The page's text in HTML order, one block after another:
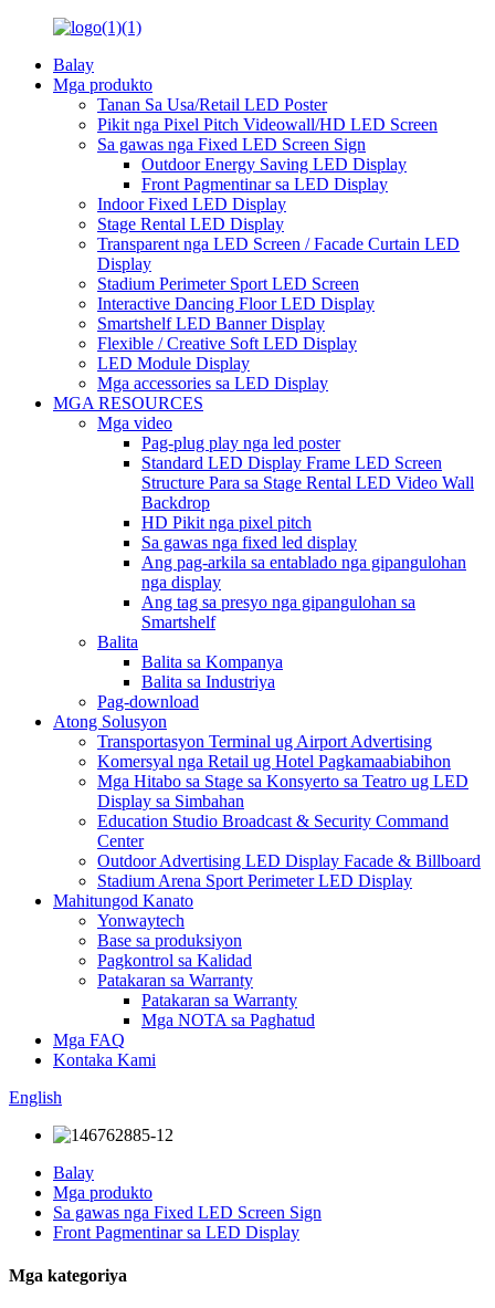
Balay
Mga produkto
Tanan Sa Usa/Retail LED Poster
Pikit nga Pixel Pitch Videowall/HD LED Screen
Sa gawas nga Fixed LED Screen Sign
Outdoor Energy Saving LED Display
Front Pagmentinar sa LED Display
Indoor Fixed LED Display
Stage Rental LED Display
Transparent nga LED Screen / Facade Curtain LED
Display
Stadium Perimeter Sport LED Screen
Interactive Dancing Floor LED Display
Smartshelf LED Banner Display
Flexible / Creative Soft LED Display
LED Module Display
Mga accessories sa LED Display
MGA RESOURCES
Mga video
Pag-plug play nga led poster
Standard LED Display Frame LED Screen
Structure Para sa Stage Rental LED Video Wall
Backdrop
HD Pikit nga pixel pitch
Sa gawas nga fixed led display
Ang pag-arkila sa entablado nga gipangulohan
nga display
Ang tag sa presyo nga gipangulohan sa
Smartshelf
Balita
Balita sa Kompanya
Balita sa Industriya
Pag-download
Atong Solusyon
Transportasyon Terminal ug Airport Advertising
Komersyal nga Retail ug Hotel Pagkamaabiabihon
Mga Hitabo sa Stage sa Konsyerto sa Teatro ug LED
Display sa Simbahan
Education Studio Broadcast & Security Command
Center
Outdoor Advertising LED Display Facade & Billboard
Stadium Arena Sport Perimeter LED Display
Mahitungod Kanato
Yonwaytech
Base sa produksiyon
Pagkontrol sa Kalidad
Patakaran sa Warranty
Patakaran sa Warranty
Mga NOTA sa Paghatud
Mga FAQ
Kontaka Kami
English
Balay
Mga produkto
Sa gawas nga Fixed LED Screen Sign
Front Pagmentinar sa LED Display
Mga kategoriya